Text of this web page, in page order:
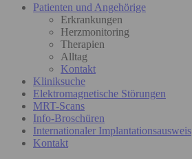
Patienten und Angehörige
Erkrankungen
Herzmonitoring
Therapien
Alltag
Kontakt
Kliniksuche
Elektromagnetische Störungen
MRT-Scans
Info-Broschüren
Internationaler Implantationsausweis
Kontakt